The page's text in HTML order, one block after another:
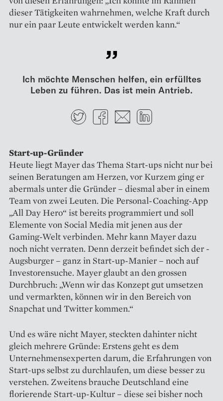
dieser Tätigkeiten wahrnehmen, welche Kraft durch
nur ein paar Leute entwickelt werden kann.“
Ich möchte Menschen helfen, ein erfülltes
Leben zu führen. Das ist mein Antrieb.
TwitterFacebook
E-mail
Start-up-Gründer
Heute liegt Mayer das Thema Start-ups nicht nur bei
seinen Beratungen am Herzen, vor Kurzem ging er
abermals unter die Gründer – diesmal aber in einem
Team von zwei Leuten. Die Personal-Coaching-App
„All Day Hero“ ist bereits programmiert und soll
Elemente von Social Media mit jenen aus der
Gaming-Welt verbinden. Mehr kann Mayer dazu
noch nicht verraten. Denn derzeit befindet sich der ­
Augsburger – ganz in Start-up-Manier – noch auf
Investorensuche. Mayer glaubt an den grossen
Durchbruch: „Wenn wir das Konzept gut umsetzen
und vermarkten, können wir in den Bereich von
Snapchat und Twitter kommen.“
Und es wäre nicht Mayer, steckten dahinter nicht
gleich mehrere Gründe: Erstens geht es dem
Unternehmensexperten darum, die Erfahrungen von
Start-ups selbst zu durchlaufen, um diese besser zu
verstehen. Zweitens brauche Deutschland eine
florierende Start-up-Kultur – diese sei bisher noch